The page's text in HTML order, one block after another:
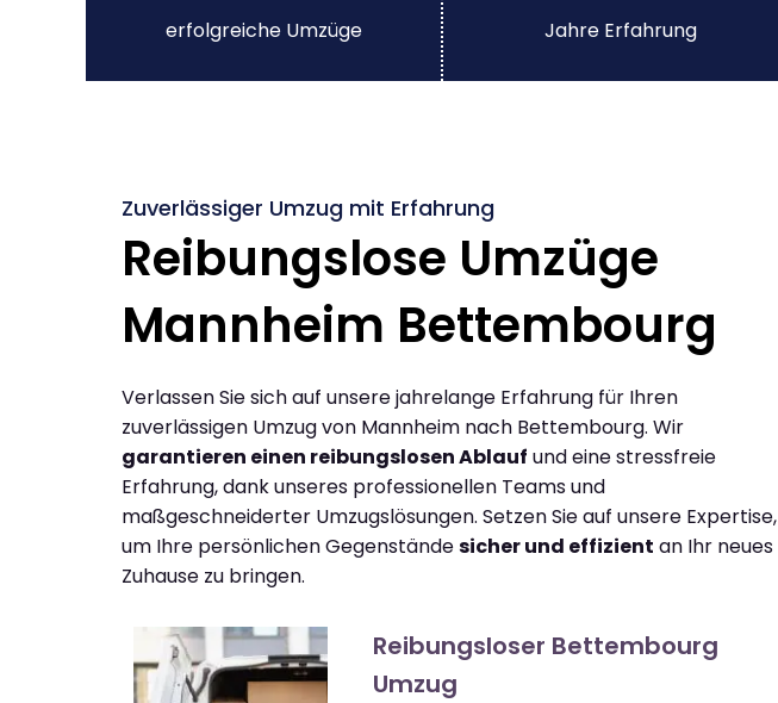
erfolgreiche Umzüge Jahre Erfahrung
Zuverlässiger Umzug mit Erfahrung
Reibungslose Umzüge
Mannheim Bettembourg
Verlassen Sie sich auf unsere jahrelange Erfahrung für Ihren
zuverlässigen Umzug von Mannheim nach Bettembourg. Wir
garantieren einen reibungslosen Ablauf und eine stressfreie
Erfahrung, dank unseres professionellen Teams und
maßgeschneiderter Umzugslösungen. Setzen Sie auf unsere Expertise,
um Ihre persönlichen Gegenständesicher und effizient an Ihr neues
Zuhause zu bringen.
Reibungsloser Bettembourg
Umzug